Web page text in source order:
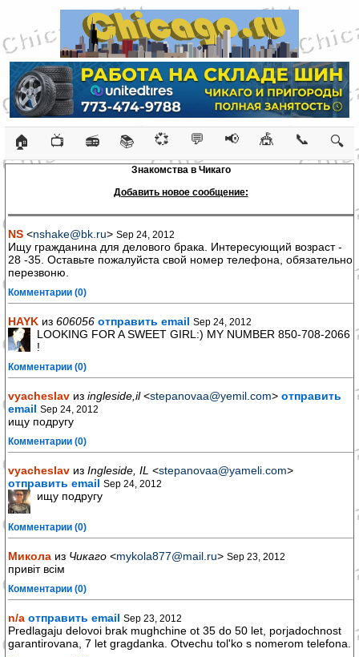
🏠 📺 📻 📚 💞 💬 📢 🎪 📞 🔍
Знакомства в Чикаго
Добавить новое сообщение:
NS <nshake@bk.ru> Sep 24, 2012
Ищу гражданина для делового брака. Интересующий возраст -
28 -35. Оставьте пожалуйста свой номер телефона, обязательно
перезвоню.
Комментарии (0)
HAYK из 606056 отправить email Sep 24, 2012
LOOKING FOR A SWEET GIRL:) MY NUMBER 850-708-2066
!
Комментарии (0)
vyacheslav из ingleside,il<stepanovaa@yemil.com> отправить
email Sep 24, 2012
ищу подругу
Комментарии (0)
vyacheslav из Ingleside, IL <stepanovaa@yameli.com>
отправить email Sep 24, 2012
ищу подругу
Комментарии (0)
Микола из Чикаго <mykola877@mail.ru> Sep 23, 2012
привіт всім
Комментарии (0)
n/a отправить email Sep 23, 2012
Predlagaju delovoi brak mughchine ot 35 do 50 let, porjadochnost
garantirovana, 7 let gragdanka. Otvechu tol'ko s nomerom telefona.